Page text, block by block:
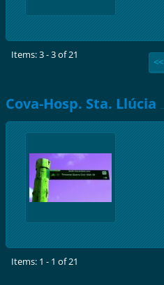
Items: 3 - 3 of 21
<<
Cova-Hosp. Sta. Llúcia
Items: 1 - 1 of 21